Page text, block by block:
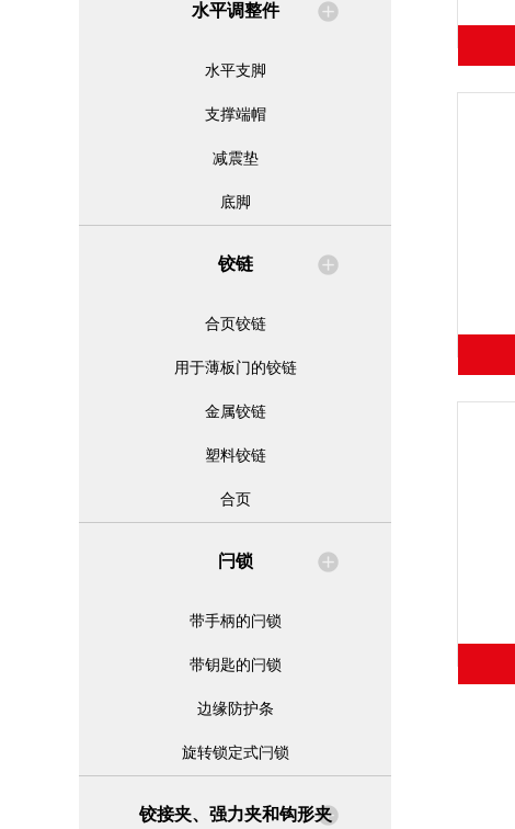
水平调整件
水平支脚
支撑端帽
减震垫
底脚
铰链
合页铰链
用于薄板门的铰链
金属铰链
塑料铰链
合页
闩锁
带手柄的闩锁
带钥匙的闩锁
边缘防护条
旋转锁定式闩锁
铰接夹、强力夹和钩形夹